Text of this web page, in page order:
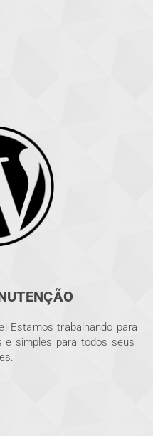
Estamos trabalhando para
e simples para todos seus